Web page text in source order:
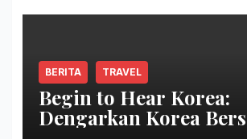
BERITA TRAVEL
Begin to Hear Korea:
Dengarkan Korea